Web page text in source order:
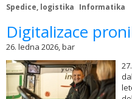
Spedice, logistika Informatika
​Digitalizace
26. ledna 2026, bar